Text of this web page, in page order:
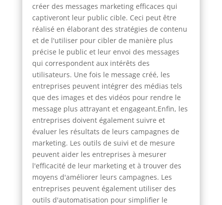
créer des messages marketing efficaces qui
captiveront leur public cible. Ceci peut être
réalisé en élaborant des stratégies de contenu
et de l'utiliser pour cibler de manière plus
précise le public et leur envoi des messages
qui correspondent aux intérêts des
utilisateurs. Une fois le message créé, les
entreprises peuvent intégrer des médias tels
que des images et des vidéos pour rendre le
message plus attrayant et engageant.Enfin, les
entreprises doivent également suivre et
évaluer les résultats de leurs campagnes de
marketing. Les outils de suivi et de mesure
peuvent aider les entreprises à mesurer
l'efficacité de leur marketing et à trouver des
moyens d'améliorer leurs campagnes. Les
entreprises peuvent également utiliser des
outils d'automatisation pour simplifier le